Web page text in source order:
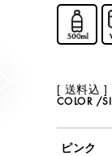
送料込
COLOR
ピンク